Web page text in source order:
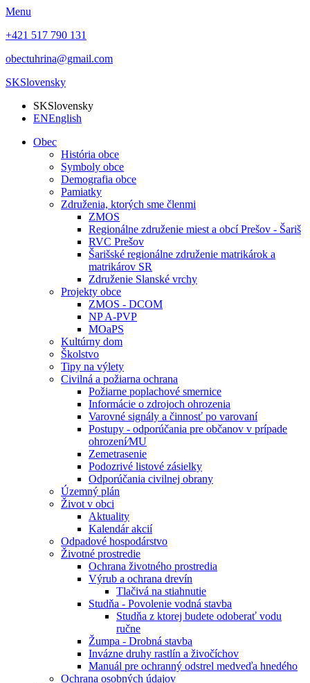
Menu
+421 517 790 131
obectuhrina@gmail.com
SKSlovensky
SKSlovensky
ENEnglish
Obec
História obce
Symboly obce
Demografia obce
Pamiatky
Združenia, ktorých sme členmi
ZMOS
Regionálne združenie miest a obcí Prešov - Šariš
RVC Prešov
Šarišské regionálne združenie matrikárok a
matrikárov SR
Združenie Slanské vrchy
Projekty obce
ZMOS - DCOM
NP A-PVP
MOaPS
Kultúrny dom
Školstvo
Tipy na výlety
Civilná a požiarna ochrana
Požiarne poplachové smernice
Informácie o zdrojoch ohrozenia
Varovné signály a činnosť po varovaní
Postupy - odporúčania pre občanov v prípade
ohrození⁄MU
Zemetrasenie
Podozrivé listové zásielky
Odporúčania civilnej obrany
Územný plán
Život v obci
Aktuality
Kalendár akcií
Odpadové hospodárstvo
Životné prostredie
Ochrana životného prostredia
Výrub a ochrana drevín
Tlačivá na stiahnutie
Studňa - Povolenie vodná stavba
Studňa z ktorej budete odoberať vodu
ručne
Žumpa - Drobná stavba
Invázne druhy rastlín a živočíchov
Manuál pre ochranný odstrel medveďa hnedého
Ochrana osobných údajov